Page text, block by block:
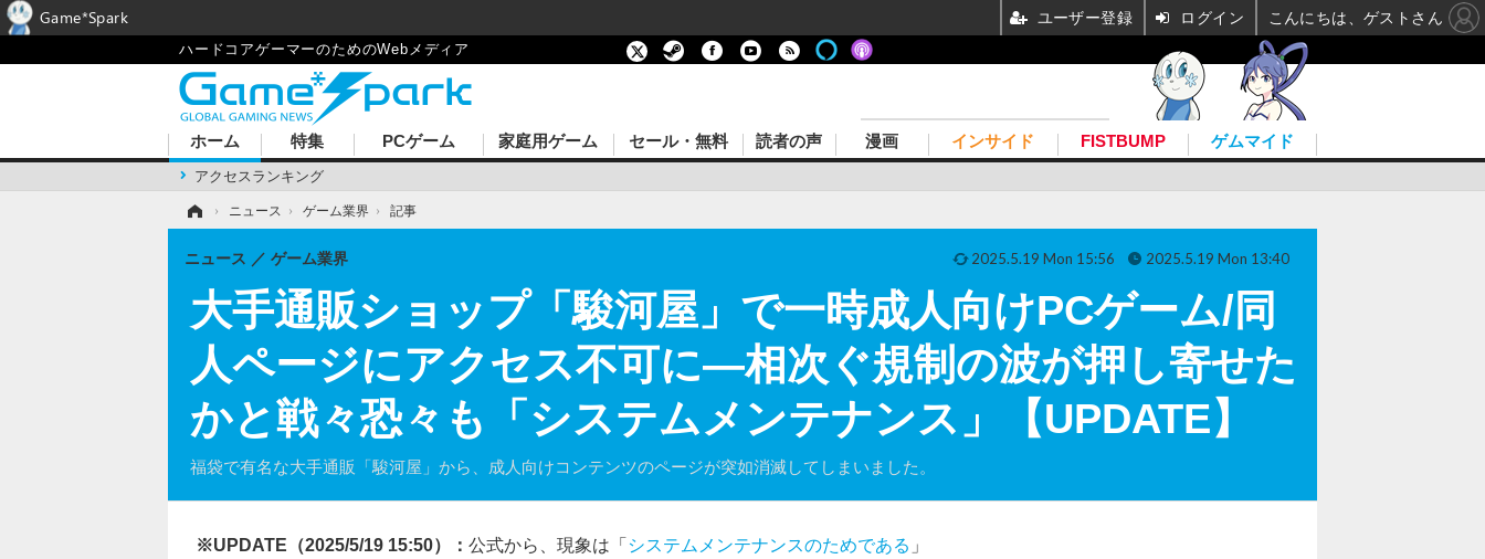
ハードコアゲーマーのためのWebメディア
ホーム
アクセスランキング
特集 PCゲーム 家庭用ゲーム セール・無料 読者の声 漫画 インサイド FISTBUMP ゲムマイド
› ニュース › ゲーム業界 › 記事
大手通販ショップ「駿河屋」で一時成人向けPCゲーム/同
人ページにアクセス不可に―相次ぐ規制の波が押し寄せた
かと戦々恐々も「システムメンテナンス」【UPDATE】
福袋で有名な大手通販「駿河屋」から、成人向けコンテンツのページが突如消滅してしまいました。
ニュース ゲーム業界 2025.5.19 Mon 15:56 2025.5.19 Mon 13:40
※UPDATE（2025/5/19 15:50）： 公式から、現象は「システムメンテナンスのためである 」
Game*Spark ユーザー登録 ログイン こんにちは、ゲストさん